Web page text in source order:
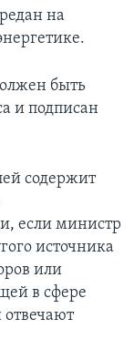
на
быть
и подписан
содержит
если министр
источника
или
в сфере
отвечают